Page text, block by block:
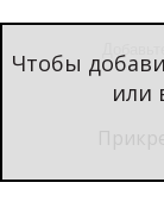
Чтобы
или